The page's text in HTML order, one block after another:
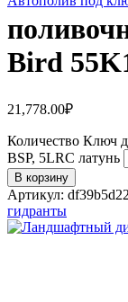
Bird
21,778.00₽
Количество Ключ
BSP, 5LRC латунь
В корзину
Артикул:
гидранты